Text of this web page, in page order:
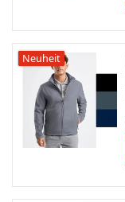
Neuheit